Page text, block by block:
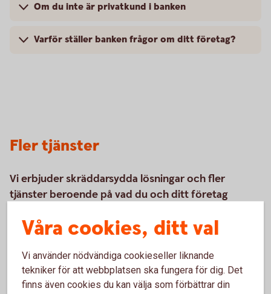
Om du inte är privatkund i banken
Varför ställer banken frågor om ditt företag?
Fler tjänster
Vi erbjuder skräddarsydda lösningar och fler
tjänster beroende på vad du och ditt företag
betala och ta betalt kan du fokusera på att driva
Våra cookies, ditt val
Vi använder nödvändiga cookieseller liknande
tekniker för att webbplatsen ska fungera för dig. Det
finns även cookies du kan välja som förbättrar din